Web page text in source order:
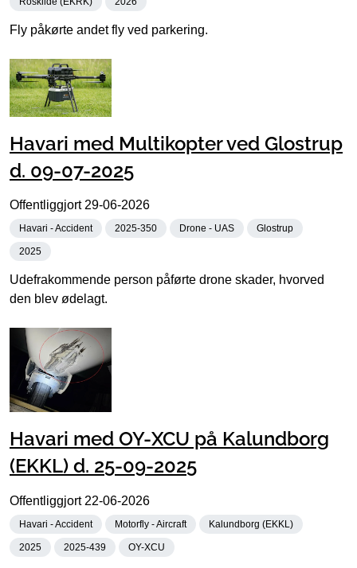
Fly påkørte andet fly ved parkering.
Havari med Multikopter ved Glostrup
d. 09-07-2025
Offentliggjort 29-06-2026
Havari - Accident 2025-350 Drone - UAS Glostrup
2025
Udefrakommende person påførte drone skader, hvorved
den blev ødelagt.
Havari med OY-XCU på Kalundborg
(EKKL) d. 25-09-2025
Offentliggjort 22-06-2026
Havari - Accident Motorfly - Aircraft Kalundborg (EKKL)
2025 2025-439 OY-XCU